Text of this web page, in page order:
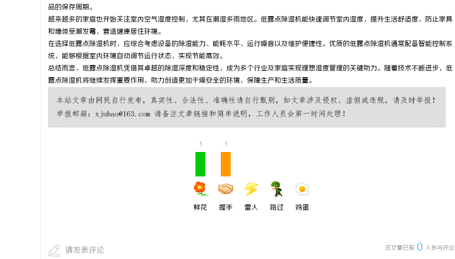
品的保存周期。
越来越多的家庭也开始关注室内空气湿度控制，尤其在潮湿多雨地区。低露点除湿机能快速调节室内湿度，提升生活舒适度，防止家具
和墙体受潮发霉，营造健康居住环境。
在选择低露点除湿机时，应综合考虑设备的除湿能力、能耗水平、运行噪音以及维护便捷性。优质的低露点除湿机通常配备智能控制系
统，能够根据室内环境自动调节运行状态，实现节能高效。
总结而言，低露点除湿机凭借其卓越的除湿深度和稳定性，成为多个行业及家庭实现理想湿度管理的关键助力。随着技术不断进步，低
露点除湿机将继续发挥重要作用，助力创造更加干燥安全的环境，保障生产和生活质量。
1
鲜花
1
握手 雷人 路过 鸡蛋
该文章已有 0 人参与评论
请发表评论
马拉松耳机怎么选？长续航防水防汗实测盘点 云电影网：新时代影视资源的智能云端平台解
析 源宝库